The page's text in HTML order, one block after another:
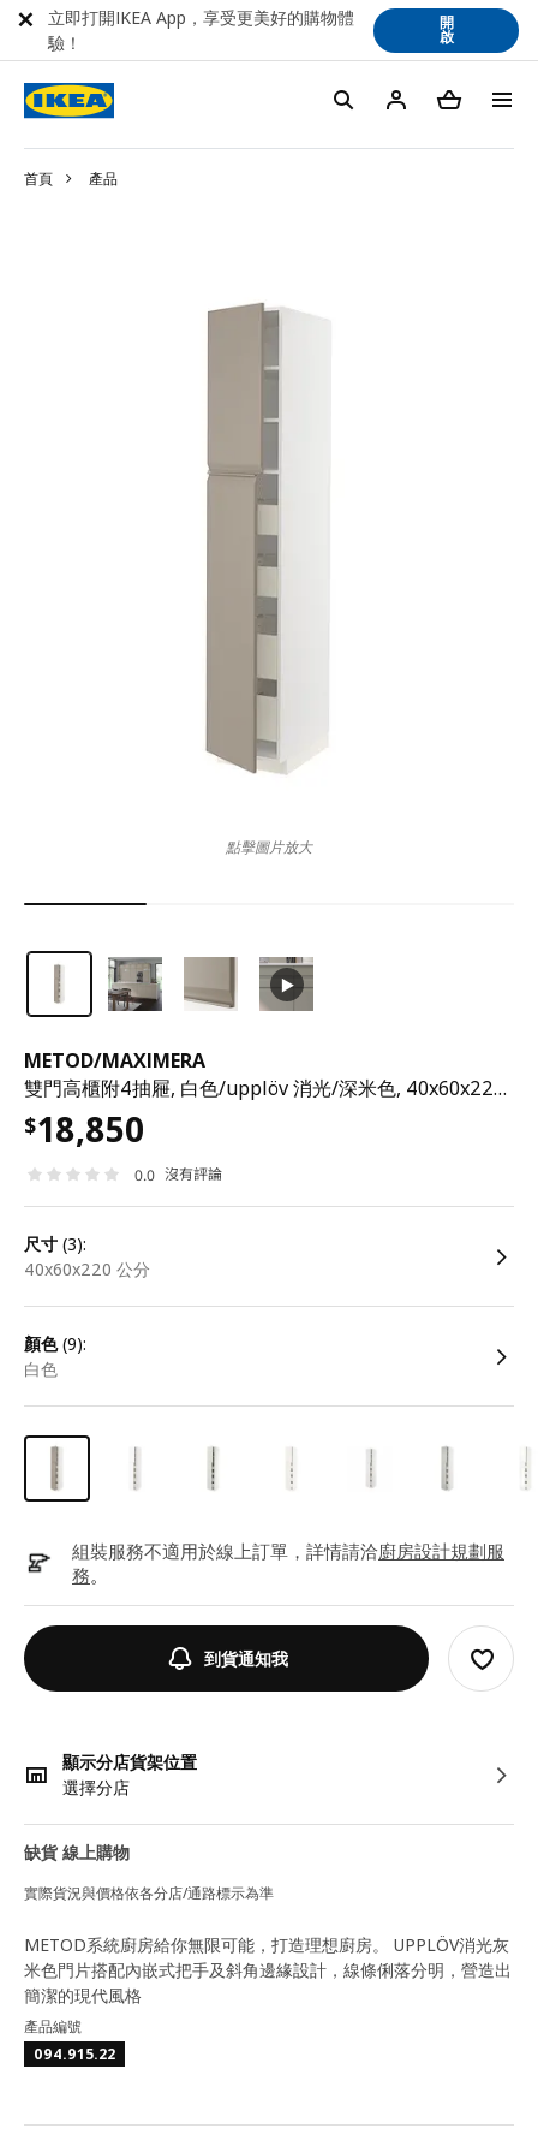
首頁 產品
METOD/MAXIMERA
雙門高櫃附4抽屜, 白色/upplöv 消光/深米色, 40x60x220 公分
$18,850
0.0 沒有評論
尺寸 (3):
40x60x220 公分
顏色(9):
白色
組裝服務不適用於線上訂單，詳情請洽廚房設計規劃服
務。
到貨通知我
顯示分店貨架位置
選擇分店
缺貨 線上購物
實際貨況與價格依各分店/通路標示為準
點擊圖片放大
METOD系統廚房給你無限可能，打造理想廚房。 UPPLÖV消光灰
米色門片搭配內嵌式把手及斜角邊緣設計，線條俐落分明，營造出
簡潔的現代風格
產品編號
094.915.22
立即打開IKEA App，享受更美好的購物體
驗！
開
啟